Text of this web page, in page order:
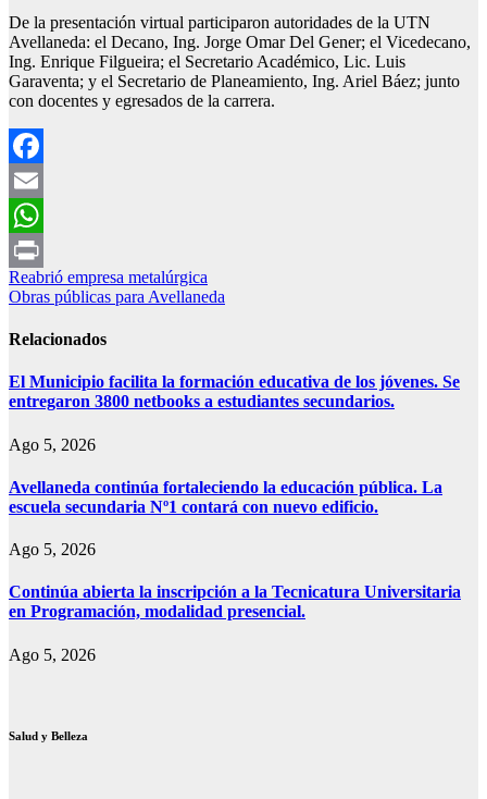
De la presentación virtual participaron autoridades de la UTN
Avellaneda: el Decano, Ing. Jorge Omar Del Gener; el Vicedecano,
Ing. Enrique Filgueira; el Secretario Académico, Lic. Luis
Garaventa; y el Secretario de Planeamiento, Ing. Ariel Báez; junto
con docentes y egresados de la carrera.
Facebook
Email
WhatsApp
Print
Navegación
de
entradas
Reabrió empresa metalúrgica
Obras públicas para Avellaneda
Relacionados
El Municipio facilita la formación educativa de los jóvenes. Se
entregaron 3800 netbooks a estudiantes secundarios.
Ago 5, 2026
Avellaneda continúa fortaleciendo la educación pública. La
escuela secundaria Nº1 contará con nuevo edificio.
Ago 5, 2026
Continúa abierta la inscripción a la Tecnicatura Universitaria
en Programación, modalidad presencial.
Ago 5, 2026
Salud y Belleza